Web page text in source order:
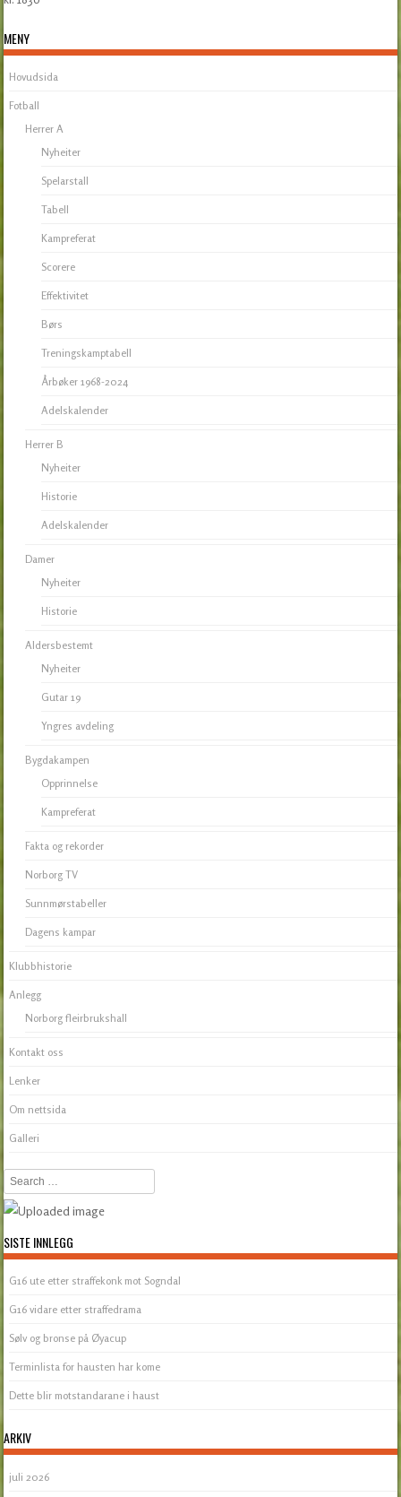
Post navigation
MENY
Hovudsida
Fotball
Herrer A
Nyheiter
Spelarstall
Tabell
Kampreferat
Scorere
Effektivitet
Børs
Treningskamptabell
Årbøker 1968-2024
Adelskalender
Herrer B
Nyheiter
Historie
Adelskalender
Damer
Nyheiter
Historie
Aldersbestemt
Nyheiter
Gutar 19
Yngres avdeling
Bygdakampen
Opprinnelse
Kampreferat
Fakta og rekorder
Norborg TV
Sunnmørstabeller
Dagens kampar
Klubbhistorie
Anlegg
Norborg fleirbrukshall
Kontakt oss
Lenker
Om nettsida
Galleri
Search
SISTE INNLEGG
G16 ute etter straffekonk mot Sogndal
G16 vidare etter straffedrama
Sølv og bronse på Øyacup
Terminlista for hausten har kome
Dette blir motstandarane i haust
ARKIV
juli 2026